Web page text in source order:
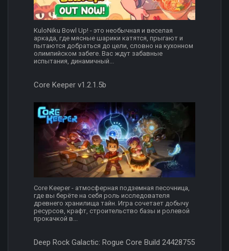
KuloNiku Bowl Up! - это необычная и веселая
аркада, где мясные шарики катятся, прыгают и
пытаются добраться до цели, словно на кухонном
олимпийском забеге. Вас ждут забавные
испытания, динамичный...
Core Keeper v1.2.1.5b
Core Keeper - атмосферная подземная песочница,
где вы берёте на себя роль исследователя
древнего хранилища тайн. Игра сочетает добычу
ресурсов, крафт, строительство базы и ролевой
прокачкой в...
Deep Rock Galactic: Rogue Core Build 24428755